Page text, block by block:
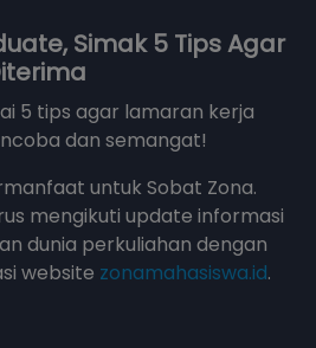
Simak 5 Tips Agar
5 tips agar lamaran kerja
dan semangat!
untuk Sobat Zona.
mengikuti update informasi
dunia perkuliahan dengan
website zonamahasiswa.id.